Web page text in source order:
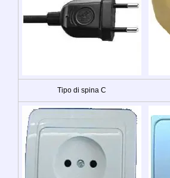
Tipo di spina C